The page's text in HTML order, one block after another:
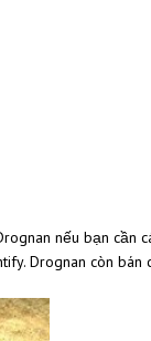
nếu bạn cần
Drognan còn bán